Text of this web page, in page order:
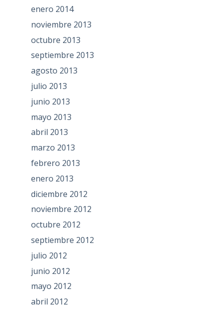
enero 2014
noviembre 2013
octubre 2013
septiembre 2013
agosto 2013
julio 2013
junio 2013
mayo 2013
abril 2013
marzo 2013
febrero 2013
enero 2013
diciembre 2012
noviembre 2012
octubre 2012
septiembre 2012
julio 2012
junio 2012
mayo 2012
abril 2012